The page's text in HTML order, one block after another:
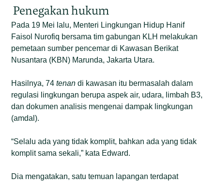
Penegakan hukum
Pada 19 Mei lalu, Menteri Lingkungan Hidup Hanif
Faisol Nurofiq bersama tim gabungan KLH melakukan
pemetaan sumber pencemar di Kawasan Berikat
Nusantara (KBN) Marunda, Jakarta Utara.
Hasilnya, 74tenandi kawasan itu bermasalah dalam
regulasi lingkungan berupa aspek air, udara, limbah B3,
dan dokumen analisis mengenai dampak lingkungan
(amdal).
“Selalu ada yang tidak komplit, bahkan ada yang tidak
komplit sama sekali,” kata Edward.
Dia mengatakan, satu temuan lapangan terdapat